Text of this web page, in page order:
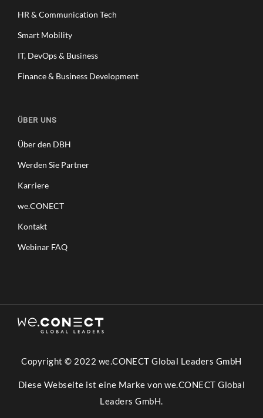
HR & Communication Tech
Smart Mobility
IT, DevOps & Business
Finance & Business Development
ÜBER UNS
Über den DBH
Werden Sie Partner
Karriere
we.CONECT
Kontakt
Webinar FAQ
Copyright © 2022 we.CONECT Global Leaders GmbH
Diese Webseite ist eine Marke von we.CONECT Global
Leaders GmbH.